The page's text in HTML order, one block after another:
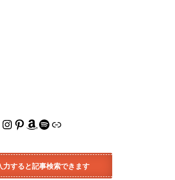
Instagram
Pinterest
Amazon
Spotify
リンク
すると記事検索できます